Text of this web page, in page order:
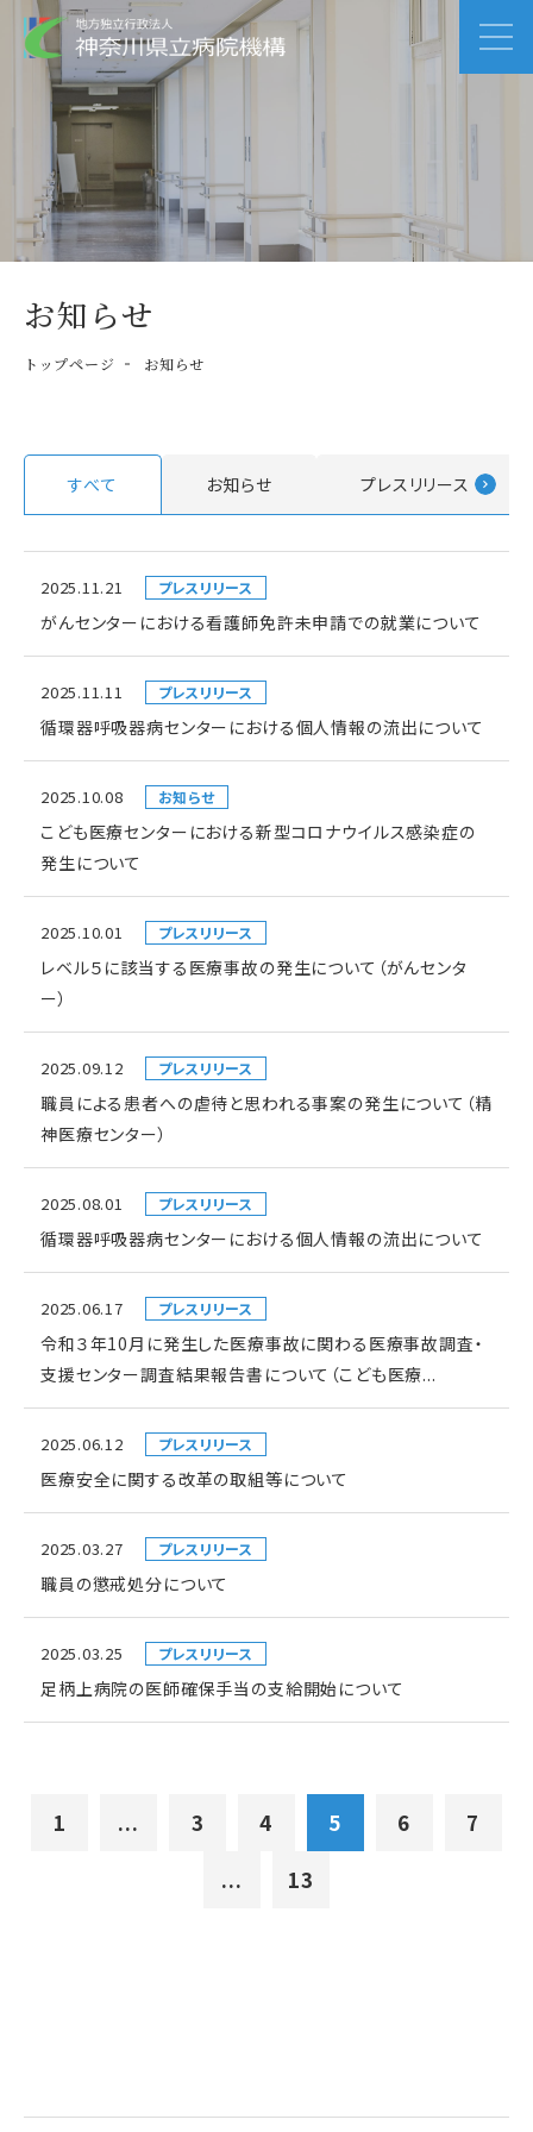
お知らせ
トップページ お知らせ
すべて お知らせ プレスリリース
2025.11.21 プレスリリース
がんセンターにおける看護師免許未申請での就業について
2025.11.11 プレスリリース
循環器呼吸器病センターにおける個人情報の流出について
2025.10.08 お知らせ
こども医療センターにおける新型コロナウイルス感染症の
発生について
2025.10.01 プレスリリース
レベル５に該当する医療事故の発生について（がんセンタ
ー）
2025.09.12 プレスリリース
職員による患者への虐待と思われる事案の発生について（精
神医療センター）
2025.08.01 プレスリリース
循環器呼吸器病センターにおける個人情報の流出について
2025.06.17 プレスリリース
令和３年10月に発生した医療事故に関わる医療事故調査・
支援センター調査結果報告書について（こども医療...
2025.06.12 プレスリリース
医療安全に関する改革の取組等について
2025.03.27 プレスリリース
職員の懲戒処分について
2025.03.25 プレスリリース
足柄上病院の医師確保手当の支給開始について
1 ... 3 4 5 6
7
...
13